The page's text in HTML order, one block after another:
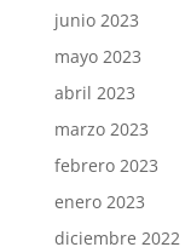
junio 2023
mayo 2023
abril 2023
marzo 2023
febrero 2023
enero 2023
diciembre 2022